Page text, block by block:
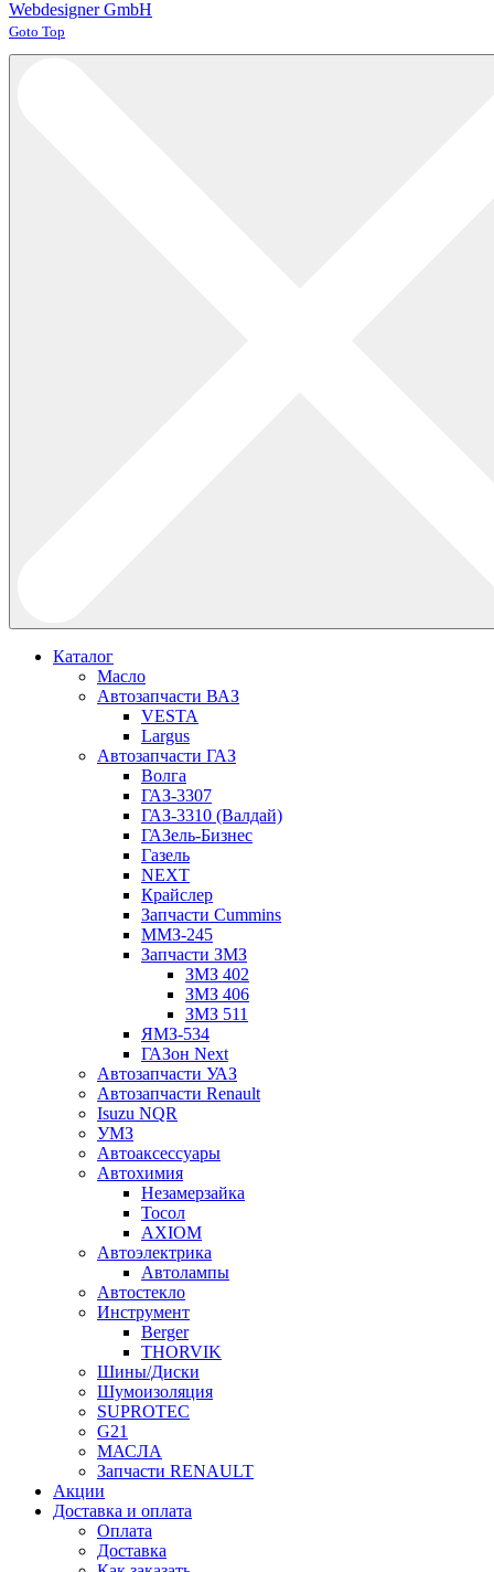
Webdesigner GmbH
Joomla! 3 Templates
Goto Top
Каталог
Масло
Автозапчасти ВАЗ
VESTA
Largus
Автозапчасти ГАЗ
Волга
ГАЗ-3307
ГАЗ-3310 (Валдай)
ГАЗель-Бизнес
Газель
NEXT
Крайслер
Запчасти Cummins
ММЗ-245
Запчасти ЗМЗ
ЗМЗ 402
ЗМЗ 406
ЗМЗ 511
ЯМЗ-534
ГАЗон Next
Автозапчасти УАЗ
Автозапчасти Renault
Isuzu NQR
УМЗ
Автоаксессуары
Автохимия
Незамерзайка
Тосол
AXIOM
Автоэлектрика
Автолампы
Автостекло
Инструмент
Berger
THORVIK
Шины/Диски
Шумоизоляция
SUPROTEC
G21
МАСЛА
Запчасти RENAULT
Акции
Доставка и оплата
Оплата
Доставка